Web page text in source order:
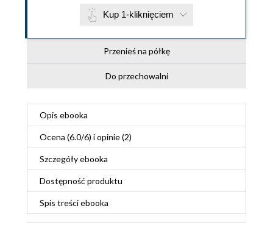
Kup 1-kliknięciem
Przenieś na półkę
Do przechowalni
Opis ebooka
Ocena (6.0/6) i opinie (2)
Szczegółyebooka
Dostępność produktu
Spis treściebooka